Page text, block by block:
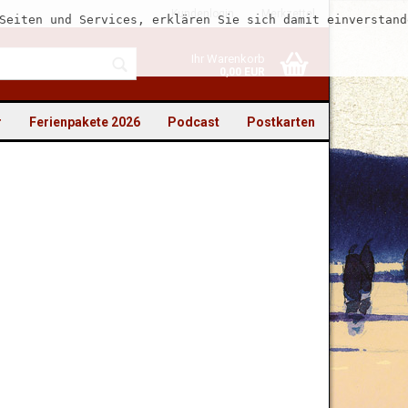
Kundenlogin Merkzettel
Ihr Warenkorb
0,00 EUR
und Services, erklären Sie sich damit
Postkarten
Podcast
Ferienpakete 2026